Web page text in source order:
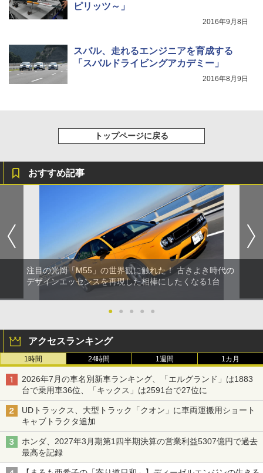
ピリッツ～」
2016年9月8日
スバル、走れるエンジニアを育成する
「スバルドライビングアカデミー」
2016年8月9日
トップページに戻る
おすすめ記事
注目の光岡「M55」の世界観に触れた！ 古きよき時代の
デザインエッセンスを再現した相棒にしたくなる1台
● ● ● ● ●
アクセスランキング
1時間 24時間 1週間 1カ月
2026年7月の車名別新車ランキング、「エルグランド」は1883
台で乗用車36位、「キックス」は2591台で27位に
UDトラックス、大型トラック「クオン」に車両運搬用ショート
キャブトラクタ追加
ホンダ、2027年3月期第1四半期決算の営業利益5307億円で過去
最高を記録